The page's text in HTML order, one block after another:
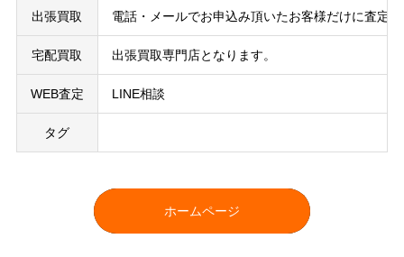
出張買取 電話・メールでお申込み頂いたお客様だけに査定
宅配買取 出張買取専門店となります。
WEB査定 LINE相談
タグ
ホームページ